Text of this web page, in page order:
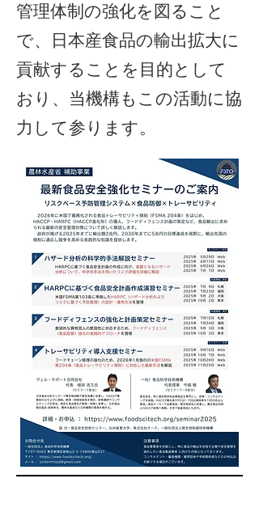
管理体制の強化を図ること
で、日本産食品の輸出拡大に
貢献することを目的として
おり、当機構もこの活動に協
力して参ります。